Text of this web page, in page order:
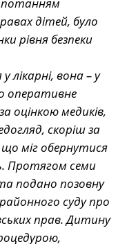
дітей, було
рівня безпеки
лікарні, вона – у
оперативне
оцінкою медиків,
скоріш за
міг обернутися
Протягом семи
подано позовну
суду про
прав. Дитину